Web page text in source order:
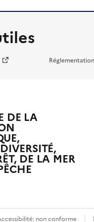
DE LA
DE LA MER
non conforme